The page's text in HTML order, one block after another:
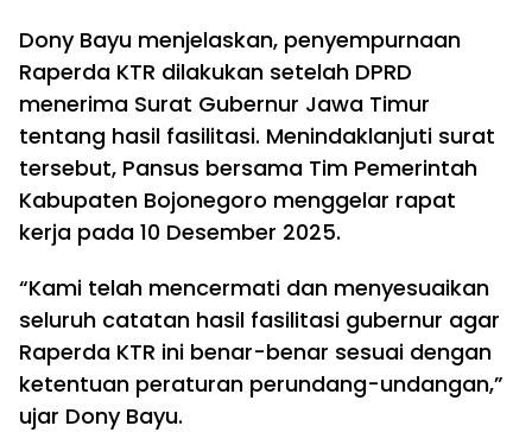
Dony Bayu menjelaskan, penyempurnaan
Raperda KTR dilakukan setelah DPRD
menerima Surat Gubernur Jawa Timur
tentang hasil fasilitasi. Menindaklanjuti surat
tersebut, Pansus bersama Tim Pemerintah
Kabupaten Bojonegoro menggelar rapat
kerja pada 10 Desember 2025.
“Kami telah mencermati dan menyesuaikan
seluruh catatan hasil fasilitasi gubernur agar
Raperda KTR ini benar-benar sesuai dengan
ketentuan peraturan perundang-undangan,”
ujar Dony Bayu.